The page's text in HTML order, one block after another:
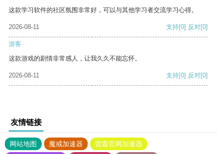
这款学习软件的社区氛围非常好，可以与其他学习者交流学习心得。
2026-08-11 支持[0] 反对[0]
游客
这款游戏的剧情非常感人，让我久久不能忘怀。
2026-08-11 支持[0] 反对[0]
友情链接
网站地图 魔戒加速器
雷轰官网加速器